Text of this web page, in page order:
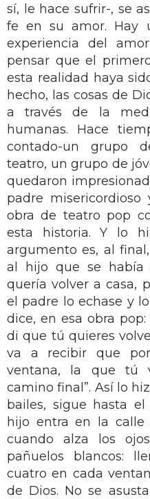
sí, le hace sufrir-, se
fe en su amor. Hay
experiencia del
pensar que el
esta realidad haya
hecho, las cosas de
a través de la
humanas. Hace
contado-un grupo
teatro, un grupo de
quedaron
padre
obra de teatro pop
esta historia. Y lo
argumento es, al
al hijo que se había
quería volver a casa,
el padre lo echase y
dice, en esa obra
di que tú quieres
va a recibir que
ventana, la que tú
camino final”. Así lo
bailes, sigue hasta
hijo entra en la calle
cuando alza los
pañuelos blancos:
cuatro en cada
de Dios. No se